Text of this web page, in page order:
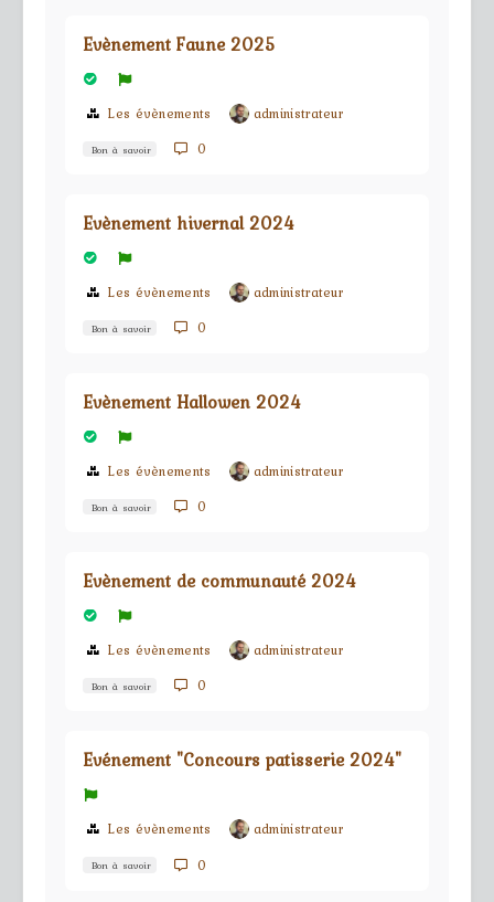
Evènement Faune 2025
Les évènements administrateur
Bon à savoir 0
Evènement hivernal 2024
Les évènements administrateur
Bon à savoir 0
Evènement Hallowen 2024
Les évènements administrateur
Bon à savoir 0
Evènement de communauté 2024
Les évènements administrateur
Bon à savoir 0
Evénement "Concours patisserie 2024"
Les évènements administrateur
Bon à savoir 0